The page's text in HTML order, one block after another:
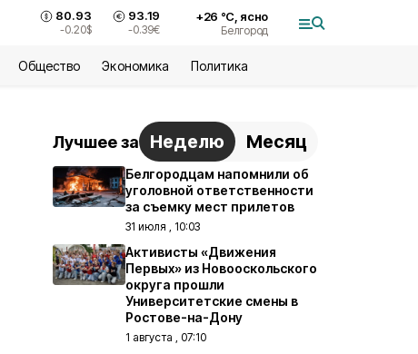
80.93
-0.20$
93.19
-0.39€
+26 °С, ясно
Белгород
Общество Экономика Политика
Лучшее за Неделю Месяц
Белгородцам напомнили об
уголовной ответственности
за съемку мест прилетов
31 июля , 10:03
Активисты «Движения
Первых» из Новооскольского
округа прошли
Университетские смены в
Ростове-на-Дону
1 августа , 07:10